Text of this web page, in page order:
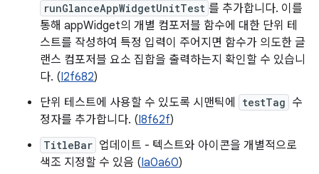
runGlanceAppWidgetUnitTest 를 추가합니다. 이를
통해 appWidget의 개별 컴포저블 함수에 대한 단위 테
스트를 작성하여 특정 입력이 주어지면 함수가 의도한 글
랜스 컴포저블 요소 집합을 출력하는지 확인할 수 있습니
다. (I2f682)
단위 테스트에 사용할 수 있도록 시맨틱에
testTag 수
정자를 추가합니다. (I8f62f)
TitleBar 업데이트 - 텍스트와 아이콘을 개별적으로
색조 지정할 수 있음 (Ia0a60)